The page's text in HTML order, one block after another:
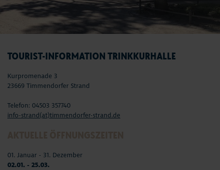
TOURIST-INFORMATION TRINKKURHALLE
Kurpromenade 3
23669 Timmendorfer Strand
Telefon: 04503 357740
info-strand(at)timmendorfer-strand.de
01. Januar - 31. Dezember
02.01. - 25.03.